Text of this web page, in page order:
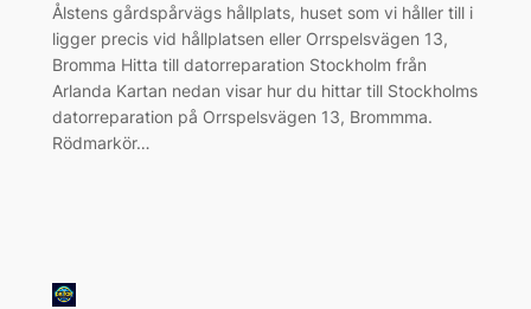
Ålstens gårdspårvägs hållplats, huset som vi håller till i
ligger precis vid hållplatsen eller Orrspelsvägen 13,
Bromma Hitta till datorreparation Stockholm från
Arlanda Kartan nedan visar hur du hittar till Stockholms
datorreparation på Orrspelsvägen 13, Brommma.
Rödmarkör…